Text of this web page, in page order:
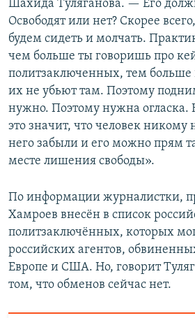
Шахида Туляганова. — Его
Освободят или нет? Скорее
будем сидеть и молчать.
чем больше ты говоришь про
политзаключенных, тем больше
их не убьют там. Поэтому
нужно. Поэтому нужна огласка.
это значит, что человек никому
него забыли и его можно прям
месте лишения свободы».
По информации журналистки,
Хамроев внесён в список
политзаключённых, которых
российских агентов,
Европе и США. Но, говорит
том, что обменов сейчас нет.